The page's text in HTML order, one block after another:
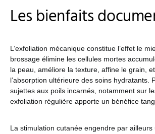
Les bienfaits
L’exfoliation mécanique constitue l’effet le
brossage élimine les cellules mortes
la peau, améliore la texture, affine le grain,
l’absorption ultérieure des soins hydratants.
sujettes aux poils incarnés, notamment sur
exfoliation régulière apporte un bénéfice
La stimulation cutanée engendre par ailleurs